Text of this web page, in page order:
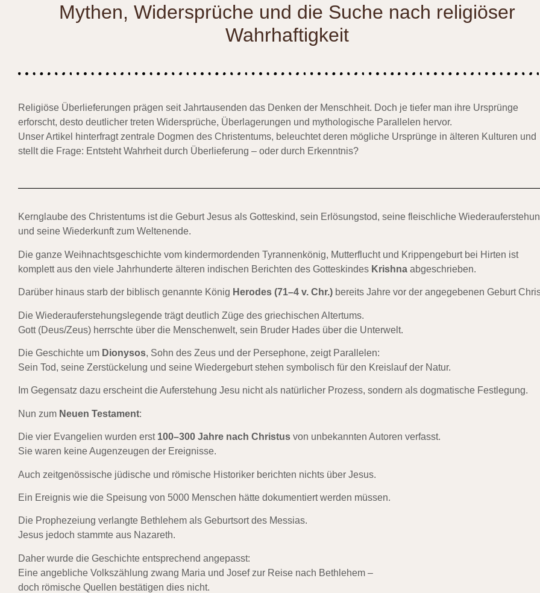
Mythen, Widersprüche und die Suche nach religiöser
Wahrhaftigkeit
Religiöse Überlieferungen prägen seit Jahrtausenden das Denken der Menschheit. Doch je tiefer man ihre Ursprünge
erforscht, desto deutlicher treten Widersprüche, Überlagerungen und mythologische Parallelen hervor.
Unser Artikel hinterfragt zentrale Dogmen des Christentums, beleuchtet deren mögliche Ursprünge in älteren Kulturen und
stellt die Frage: Entsteht Wahrheit durch Überlieferung – oder durch Erkenntnis?
Kernglaube des Christentums ist die Geburt Jesus als Gotteskind, sein Erlösungstod, seine fleischliche
und seine Wiederkunft zum Weltenende.
Die ganze Weihnachtsgeschichte vom kindermordenden Tyrannenkönig, Mutterflucht und Krippengeburt bei Hirten ist
komplett aus den viele Jahrhunderte älteren indischen Berichten des Gotteskindes Krishna abgeschrieben.
Darüber hinaus starb der biblisch genannte König Herodes (71–4 v. Chr.) bereits Jahre vor der angegebenen Geburt
Die Wiederauferstehungslegende trägt deutlich Züge des griechischen Altertums.
Gott (Deus/Zeus) herrschte über die Menschenwelt, sein Bruder Hades über die Unterwelt.
Die Geschichte um Dionysos, Sohn des Zeus und der Persephone, zeigt Parallelen:
Sein Tod, seine Zerstückelung und seine Wiedergeburt stehen symbolisch für den Kreislauf der Natur.
Im Gegensatz dazu erscheint die Auferstehung Jesu nicht als natürlicher Prozess, sondern als dogmatische Festlegung.
Nun zum Neuen Testament:
Die vier Evangelien wurden erst 100–300 Jahre nach Christus von unbekannten Autoren verfasst.
Sie waren keine Augenzeugen der Ereignisse.
Auch zeitgenössische jüdische und römische Historiker berichten nichts über Jesus.
Ein Ereignis wie die Speisung von 5000 Menschen hätte dokumentiert werden müssen.
Die Prophezeiung verlangte Bethlehem als Geburtsort des Messias.
Jesus jedoch stammte aus Nazareth.
Daher wurde die Geschichte entsprechend angepasst:
Eine angebliche Volkszählung zwang Maria und Josef zur Reise nach Bethlehem –
doch römische Quellen bestätigen dies nicht.